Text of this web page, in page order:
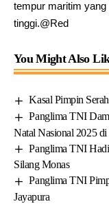
tempur maritim
tinggi.@Red
You Might Also
Kasal Pimpin
Panglima TNI
Natal Nasional 2025
Panglima TNI
Silang Monas
Panglima TNI
Jayapura